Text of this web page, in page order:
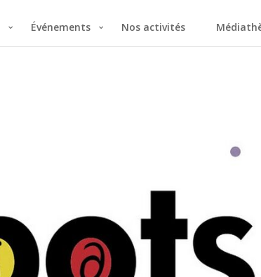
Événements Nos activités